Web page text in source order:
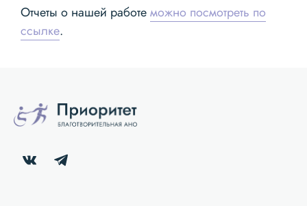
Отчеты о нашей работеможно посмотреть по
ссылке.